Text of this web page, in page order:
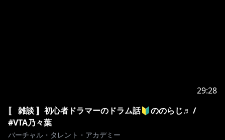
29:28
〚 雑談 〛初心者ドラマーのドラム話🔰ののらじ♬ /
#VTA乃々葉
バーチャル・タレント・アカデミー